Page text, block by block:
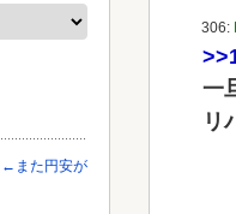
306:
一
リ
←また円安が